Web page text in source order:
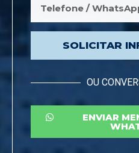
SOLICITAR
OU
ENVIAR